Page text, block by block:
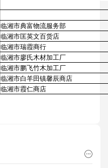
临湘市典富物流服务部
临湘市匡英文百货店
临湘市瑞霞商行
临湘市廖氏木材加工厂
临湘市鹏飞竹木加工厂
临湘市白羊田镇馨辰商店
临湘市霞仁商店